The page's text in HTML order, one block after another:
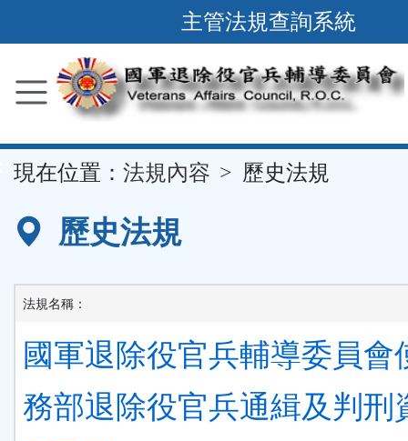
到
要
容
區
主管法規查詢系統
現在位置： 法規內容 歷史法規
歷史法規
法規名稱：
國軍退除役官兵輔導委員會
務部退除役官兵通緝及判刑